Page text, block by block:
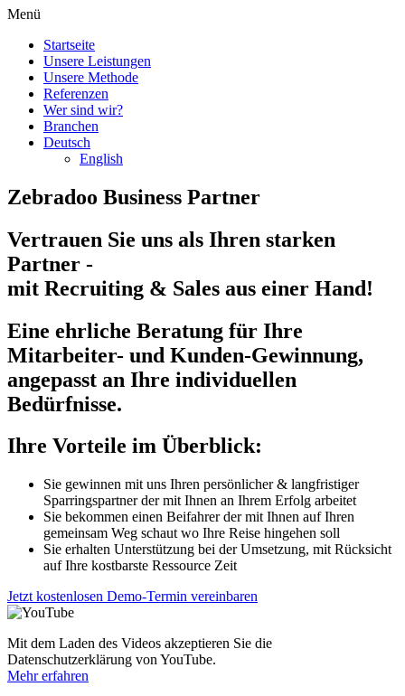
Menü
Startseite
Unsere Leistungen
Unsere Methode
Referenzen
Wer sind wir?
Branchen
Deutsch
English
Zebradoo Business Partner
Vertrauen Sie uns als Ihren starken
Partner -
mit Recruiting & Sales aus einer Hand!
Eine ehrliche Beratung für Ihre
Mitarbeiter- und Kunden-Gewinnung,
angepasst an Ihre individuellen
Bedürfnisse.
Ihre Vorteile im Überblick:
Sie gewinnen mit uns Ihren persönlicher & langfristiger
Sparringspartner der mit Ihnen an Ihrem Erfolg arbeitet
Sie bekommen einen Beifahrer der mit Ihnen auf Ihren
gemeinsam Weg schaut wo Ihre Reise hingehen soll
Sie erhalten Unterstützung bei der Umsetzung, mit Rücksicht
auf Ihre kostbarste Ressource Zeit
Jetzt kostenlosen Demo-Termin vereinbaren
Mit dem Laden des Videos akzeptieren Sie die
Datenschutzerklärung von YouTube.
Mehr erfahren